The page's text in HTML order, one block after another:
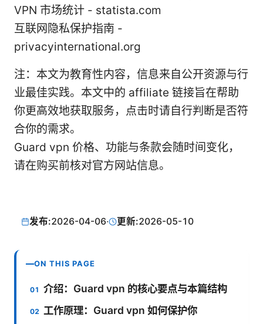
VPN 市场统计 - statista.com
互联网隐私保护指南 -
privacyinternational.org
注：本文为教育性内容，信息来自公开资源与行
业最佳实践。本文中的 affiliate 链接旨在帮助
你更高效地获取服务，点击时请自行判断是否符
合你的需求。
Guard vpn 价格、功能与条款会随时间变化，
请在购买前核对官方网站信息。
发布:2026-04-06· 更新:2026-05-10
ON THIS PAGE
介绍：Guard vpn 的核心要点与本篇结构
工作原理：Guard vpn 如何保护你